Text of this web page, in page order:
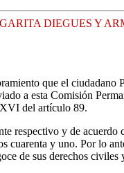
DIEGUES Y
que el ciudadano
a esta Comisión
del artículo 89.
respectivo y de
y uno. Por lo
de sus derechos civiles